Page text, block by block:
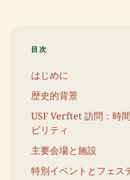
目次
はじめに
歴史的背景
USF Verftet 訪問：時
ビリティ
主要会場と施設
特別イベントとフェス